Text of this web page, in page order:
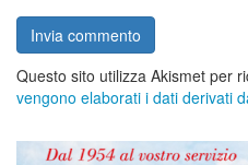
Questo sito utilizza Akismet per
vengono elaborati i dati derivati